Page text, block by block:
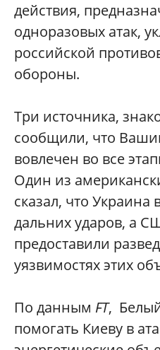
действия,
одноразовых атак,
российской
обороны.
Три источника,
сообщили, что
вовлечен во все
Один из
сказал, что
дальних ударов, а
предоставили
уязвимостях этих
По данным FT,
помогать Киеву в